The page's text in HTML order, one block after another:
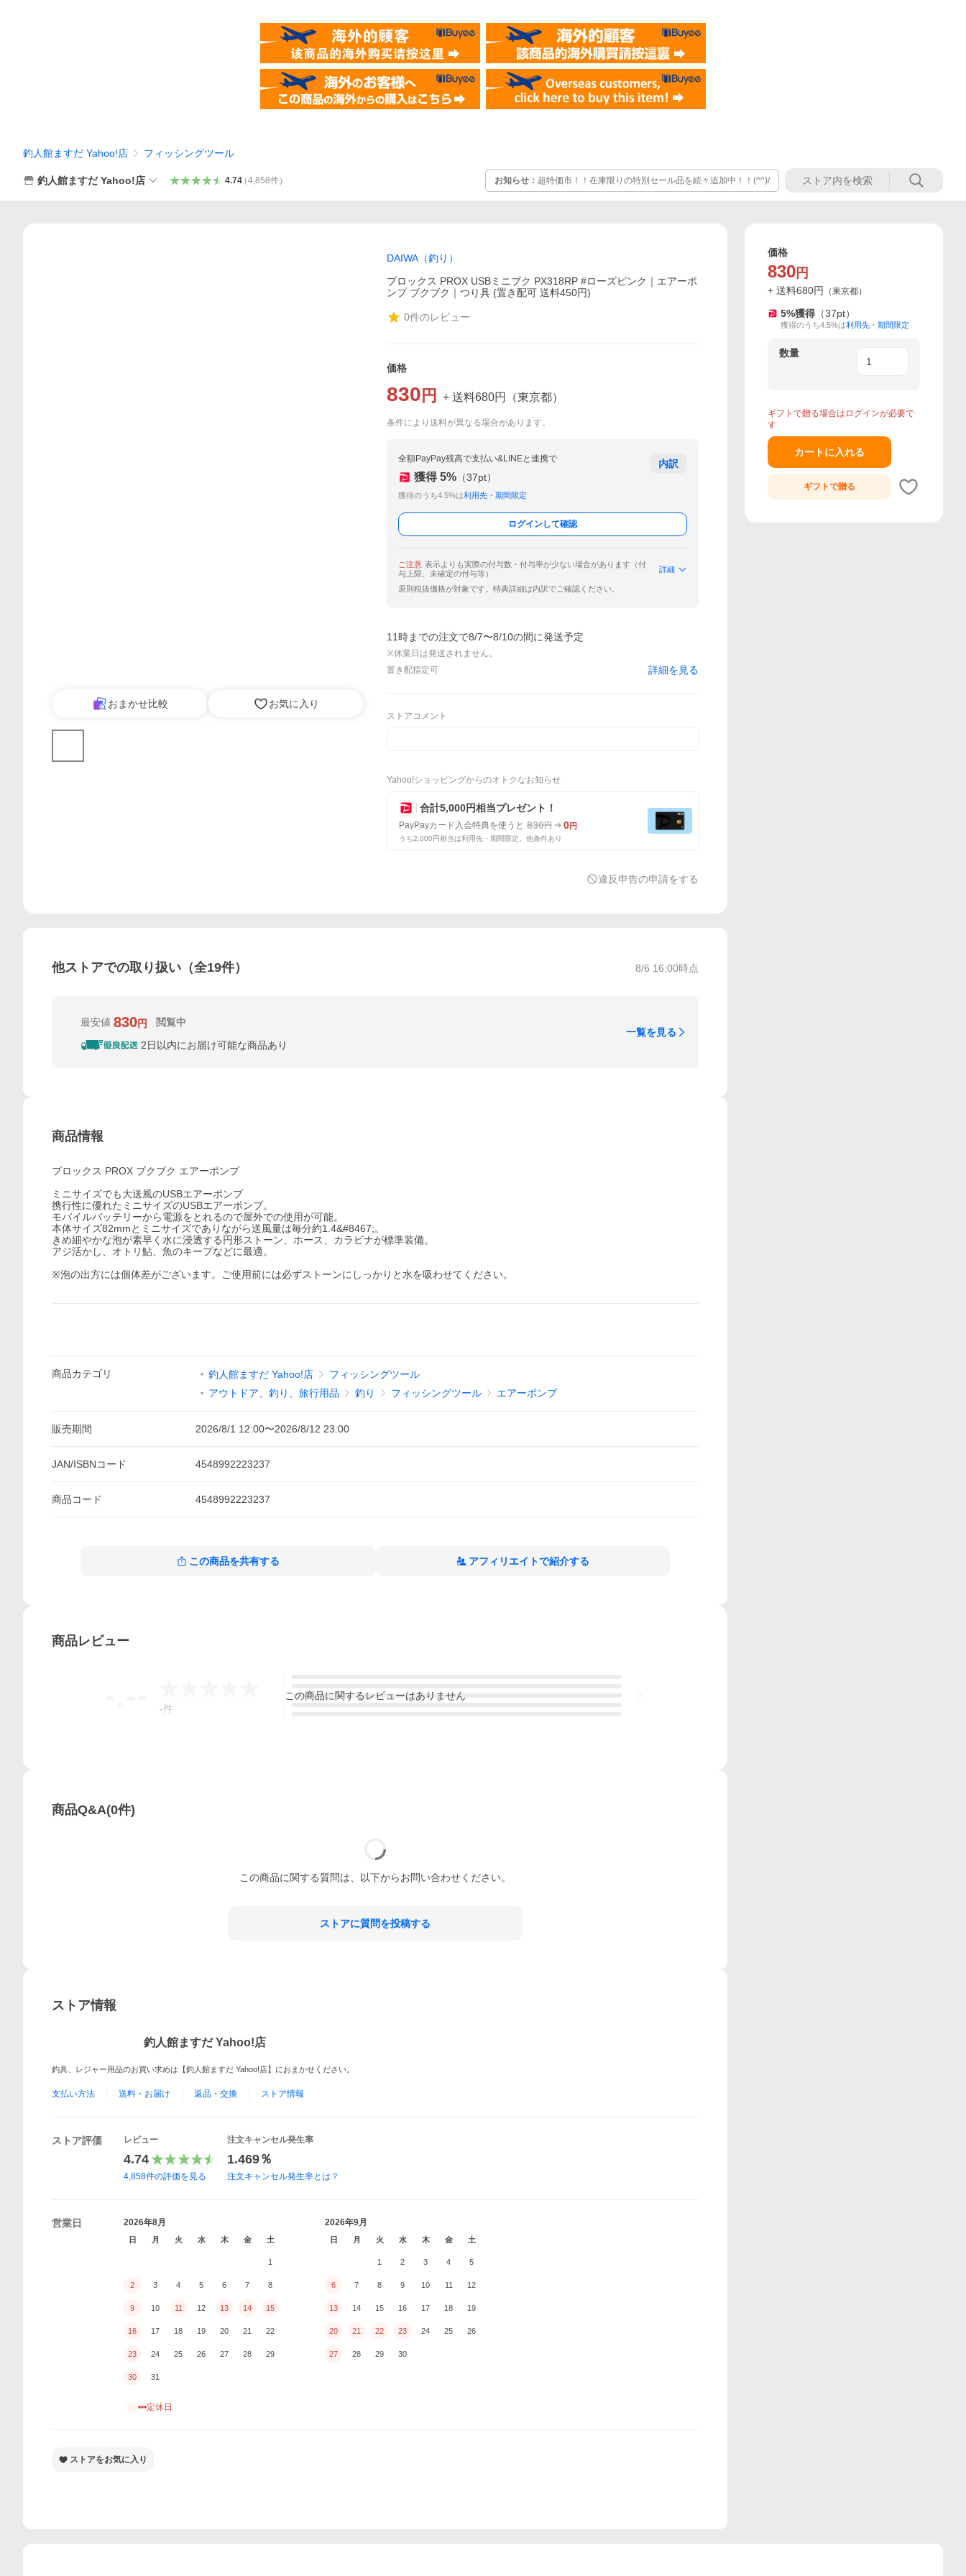
釣人館ますだ Yahoo!店 フィッシングツール
釣人館ますだ Yahoo!店 4.74（4,858件） お知らせ： 超特価市！！在庫限りの特別セール品を続々追加中！！(^^)/
おまかせ比較 お気に入り
DAIWA（釣り）
プロックス PROX USBミニブク PX318RP #ローズピンク｜エアーポ
ンプ ブクブク｜つり具 (置き配可 送料450円)
0件のレビュー
価格
830 円 + 送料680円 （東京都）
条件により送料が異なる場合があります。
全額PayPay残高で支払い&LINEと連携で
獲得 5% （37pt）
獲得のうち4.5%は利用先・期間限定
内訳
ログインして確認
ご注意 表示よりも実際の付与数・付与率が少ない場合があります（付
与上限、未確定の付与等）
詳細
原則税抜価格が対象です。特典詳細は内訳でご確認ください。
11時までの注文で8/7〜8/10の間に発送予定
※休業日は発送されません。
置き配指定可
詳細を見る
ストアコメント
Yahoo!ショッピングからのオトクなお知らせ
合計5,000円相当プレゼント！
PayPayカード入会特典を使うと 830円 0円
うち2,000円相当は利用先・期間限定。他条件あり
違反申告の申請をする
他ストアでの取り扱い（全19件） 8/6 16:00時点
最安値 830円
閲覧中
2日以内にお届け可能な商品あり
一覧を見る
商品情報
プロックス PROX ブクブク エアーポンプ
ミニサイズでも大送風のUSBエアーポンプ
携行性に優れたミニサイズのUSBエアーポンプ。
モバイルバッテリーから電源をとれるので屋外での使用が可能。
本体サイズ82mmとミニサイズでありながら送風量は毎分約1.4&#8467;。
きめ細やかな泡が素早く水に浸透する円形ストーン、ホース、カラビナが標準装備。
アジ活かし、オトリ鮎、魚のキープなどに最適。
※泡の出方には個体差がございます。ご使用前には必ずストーンにしっかりと水を吸わせてください。
商品カテゴリ 釣人館ますだ Yahoo!店
フィッシングツール
アウトドア、釣り、旅行用品
釣り フィッシングツール エアーポンプ
販売期間 2026/8/1 12:00〜2026/8/12 23:00
JAN/ISBNコード 4548992223237
商品コード 4548992223237
この商品を共有する アフィリエイトで紹介する
商品レビュー
-件
この商品に関するレビューはありません
商品Q&A(0件)
この商品に関する質問は、以下からお問い合わせください。
ストアに質問を投稿する
ストア情報
釣人館ますだ Yahoo!店
釣具、レジャー用品のお買い求めは【釣人館ますだ Yahoo!店】におまかせください。
支払い方法 送料・お届け 返品・交換 ストア情報
ストア評価 レビュー
4.74
4,858件の評価を見る
注文キャンセル発生率
1.469％
注文キャンセル発生率とは？
営業日 2026年8月
日 月 火 水 木 金 土
1
2 3 4 5 6 7 8
9 10 11 12 13 14 15
16 17 18 19 20 21 22
23 24 25 26 27 28 29
30 31
2026年9月
日 月 火 水 木 金 土
1 2 3 4 5
6 7 8 9 10 11 12
13 14 15 16 17 18 19
20 21 22 23 24 25 26
27 28 29 30
•••定休日
ストアをお気に入り
価格
830 円
+ 送料680円 （東京都）
5%獲得 （37pt）
獲得のうち4.5%は利用先・期間限定
数量
ギフトで贈る場合はログインが必要で
す
カートに入れる
ギフトで贈る